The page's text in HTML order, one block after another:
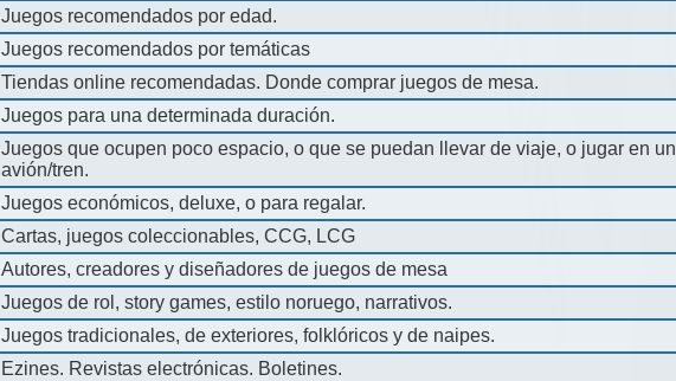
Juegos recomendados por edad.
Juegos recomendados por temáticas
Tiendas online recomendadas. Donde comprar juegos de mesa.
Juegos para una determinada duración.
Juegos que ocupen poco espacio, o que se puedan llevar de viaje, o jugar en un
avión/tren.
Juegos económicos, deluxe, o para regalar.
Cartas, juegos coleccionables, CCG, LCG
Autores, creadores y diseñadores de juegos de mesa
Juegos de rol, story games, estilo noruego, narrativos.
Juegos tradicionales, de exteriores, folklóricos y de naipes.
Ezines. Revistas electrónicas. Boletines.